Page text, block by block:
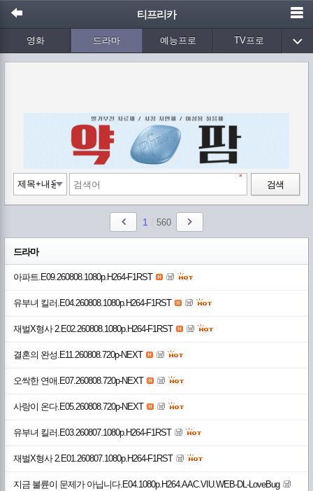
티프리카
영화 드라마 예능프로 TV프로
애니메이션 음악 Wetv
검색
1 560
드라마
아파트.E09.260808.1080p.H264-F1RST
유부녀 킬러.E04.260808.1080p.H264-F1RST
재벌X형사 2.E02.260808.1080p.H264-F1RST
결혼의 완성.E11.260808.720p-NEXT
오싹한 연애.E07.260808.720p-NEXT
사랑이 온다.E05.260808.720p-NEXT
유부녀 킬러.E03.260807.1080p.H264-F1RST
재벌X형사 2.E01.260807.1080p.H264-F1RST
지금 불륜이 문제가 아닙니다.E04.1080p.H264.AAC.VIU.WEB-DL-LoveBug